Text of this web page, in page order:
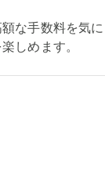
な手数料を気に
しめます。